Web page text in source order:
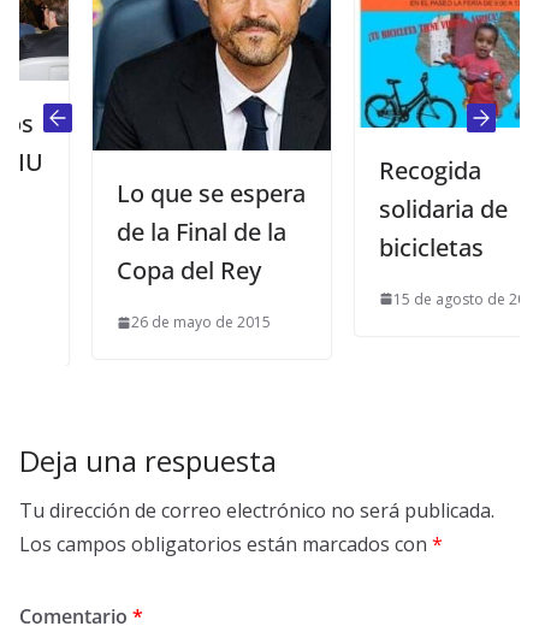
Lo que se espera
de la Final de la
Copa del Rey
26 de mayo de 2015
Recogida
solidaria de
bicicletas
15 de agosto de 2014
Deja una respuesta
Tu dirección de correo electrónico no será publicada.
Los campos obligatorios están marcados con *
Comentario *